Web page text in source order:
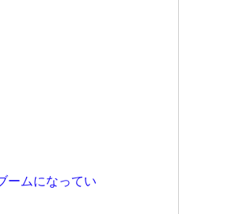
ームになってい